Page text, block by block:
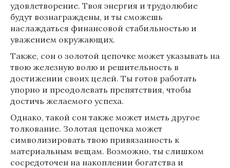
удовлетворение. Твоя энергия и трудолюбие
будут вознаграждены, и ты сможешь
наслаждаться финансовой стабильностью и
уважением окружающих.
Также, сон о золотой цепочке может указывать на
твою железную волю и решительность в
достижении своих целей. Ты готов работать
упорно и преодолевать препятствия, чтобы
достичь желаемого успеха.
Однако, такой сон также может иметь другое
толкование. Золотая цепочка может
символизировать твою привязанность к
материальным вещам. Возможно, ты слишком
сосредоточен на накоплении богатства и